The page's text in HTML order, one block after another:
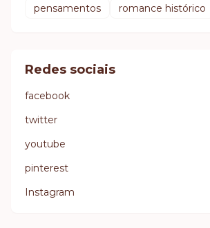
pensamentos
romance histórico
Redes sociais
facebook
twitter
youtube
pinterest
Instagram